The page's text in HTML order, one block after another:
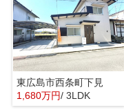
東広島市西条町下見
1,680万円/ 3LDK